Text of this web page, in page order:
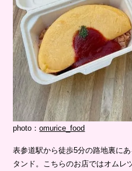
photo：omurice_food
表参道駅から徒歩5分の路地裏に
タンド。こちらのお店ではオムレ